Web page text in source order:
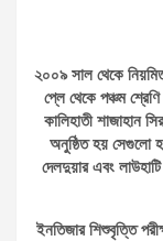
২০০৯ সাল থেকে
প্লে থেকে পঞ্চম
কালিহাতী শাজাহান
অনুষ্ঠিত হয় সেগুলো
দেলদুয়ার এবং
ইনতিজার শিশুবৃত্তি